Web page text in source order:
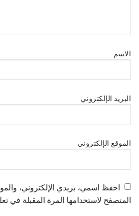
الاسم
البريد الإلكتروني
الموقع الإلكتروني
احفظ اسمي، بريدي الإلكتروني،
المتصفح لاستخدامها المرة المقبلة في